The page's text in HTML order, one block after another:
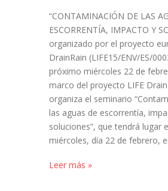
“CONTAMINACIÓN DE LAS
ESCORRENTÍA, IMPACTO Y
organizado por el proyecto
DrainRain (LIFE15/ENV/ES/
próximo miércoles 22 de
marco del proyecto LIFE
organiza el seminario
las aguas de escorrentía,
soluciones”, que tendrá lugar
miércoles, día 22 de febrero,
Leer más »